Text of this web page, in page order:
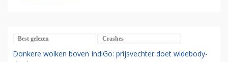
Best gelezen Crashes
Donkere wolken boven IndiGo: prijsvechter doet widebody-